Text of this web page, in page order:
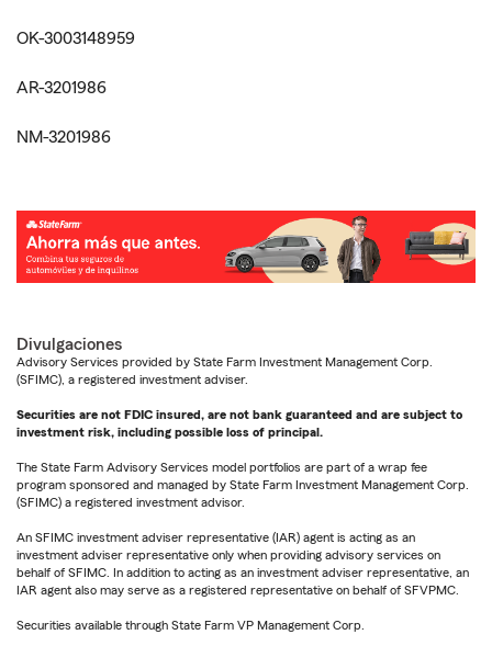
OK-3003148959
AR-3201986
NM-3201986
Divulgaciones
Advisory Services provided by State Farm Investment Management Corp.
(SFIMC), a registered investment adviser.
Securities are not FDIC insured, are not bank guaranteed and are subject to
investment risk, including possible loss of principal.
The State Farm Advisory Services model portfolios are part of a wrap fee
program sponsored and managed by State Farm Investment Management Corp.
(SFIMC) a registered investment advisor.
An SFIMC investment adviser representative (IAR) agent is acting as an
investment adviser representative only when providing advisory services on
behalf of SFIMC. In addition to acting as an investment adviser representative, an
IAR agent also may serve as a registered representative on behalf of SFVPMC.
Securities available through State Farm VP Management Corp.